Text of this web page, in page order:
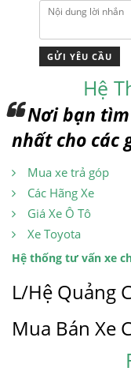
Hệ
Nơi bạn
nhất cho các
Mua xe trả góp
Các Hãng Xe
Giá Xe Ô Tô
Xe Toyota
Hệ thống tư vấn xe
L/Hệ Quảng
Mua Bán Xe